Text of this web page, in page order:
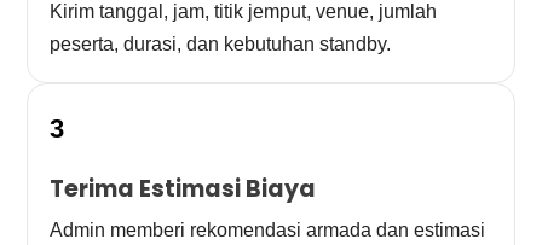
Kirim tanggal, jam, titik jemput, venue, jumlah
peserta, durasi, dan kebutuhan standby.
3
Terima Estimasi Biaya
Admin memberi rekomendasi armada dan estimasi